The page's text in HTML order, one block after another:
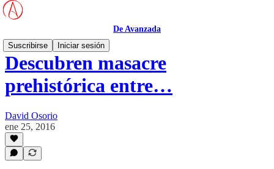
De Avanzada
Suscribirse
Iniciar sesión
Descubren masacre
prehistórica entre…
David Osorio
ene 25, 2016